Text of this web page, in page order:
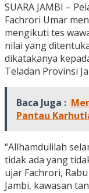
SUARA JAMBI –
Fachrori Umar
mengikuti tes
nilai yang
dikatakanya
Teladan Provinsi
Baca Juga :
Pantau
“Allhamdulilah
tidak ada yang
ujar Fachrori,
Jambi, kawasan